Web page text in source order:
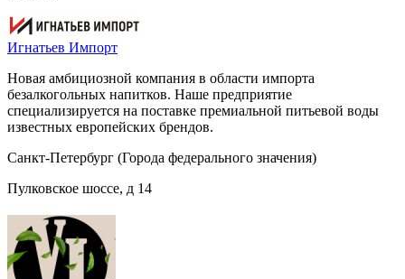
Игнатьев Импорт
Новая амбициозной компания в области импорта
безалкогольных напитков. Наше предприятие
специализируется на поставке премиальной питьевой воды
известных европейских брендов.
Санкт-Петербург (Города федерального значения)
Пулковское шоссе, д 14